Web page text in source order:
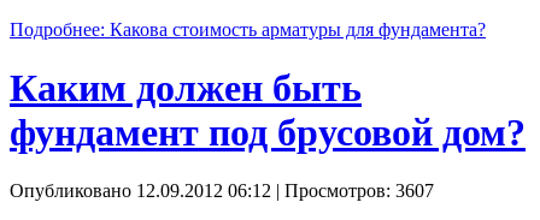
Подробнее: Какова стоимость арматуры для фундамента?
Каким должен быть
фундамент под брусовой дом?
Опубликовано 12.09.2012 06:12 | Просмотров: 3607